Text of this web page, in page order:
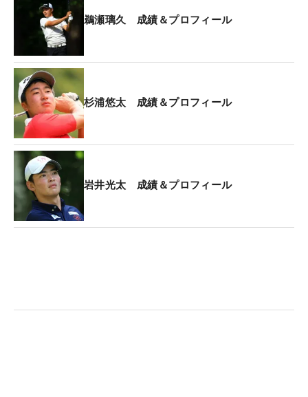
だからこそ「とりあえず粘ってチャンスをひたすら
待つ」ことを決め、「勝つことだけを考えて、ドラ
イバーとか握る気は全然ありませんでした。それが
一番の自分の攻めだなと思っていたので」と、今日
の失敗と過去の敗戦から、プレーオフで勝つための
道筋を頭に描いた。
両者ともにパーを獲り合って迎えた3ホール目。バ
ーディを奪った中野が、アマチュア日本一に輝い
た。勝利の瞬間、両親やコーチの顔が頭に浮かび
「この気持ちを早く伝えたい」と思ったという。今
後の目標は「アジアパシフィック」と真っ先に答
鵜瀬璃久 成績＆プロフィール
杉浦悠太 成績＆プロフィール
岩井光太 成績＆プロフィール